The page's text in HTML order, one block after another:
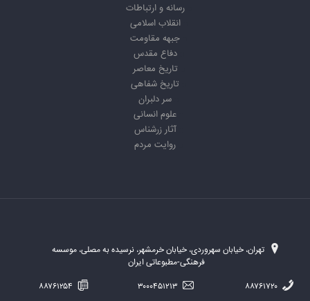
رسانه و ارتباطات
انقلاب اسلامی
جبهه مقاومت
دفاع مقدس
تاریخ معاصر
تاریخ شفاهی
سر دلبران
علوم انسانی
آثار زرشناس
روایت مردم
تهران، خیابان سهروردی، خیابان خرمشهر، نرسیده به مصلی، موسسه
فرهنگی-مطبوعاتی ایران